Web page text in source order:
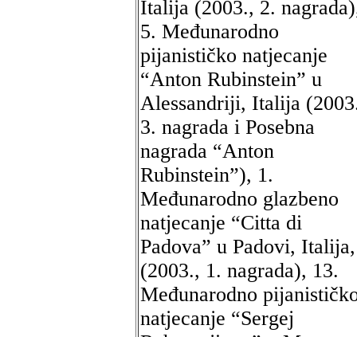
Italija (2003., 2.
5. Međunarodno
pijanističko natjecanje
“Anton Rubinstein” u
Alessandriji, Italija
3. nagrada i Posebna
nagrada “Anton
Rubinstein”), 1.
Međunarodno glazbeno
natjecanje “Citta di
Padova” u Padovi, Italija,
(2003., 1. nagrada), 13.
Međunarodno
natjecanje “Sergej